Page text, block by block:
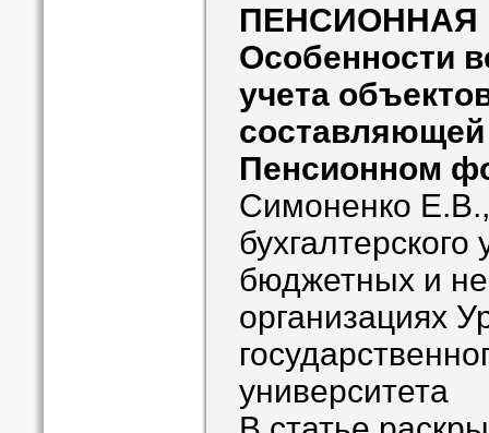
Особенности
учета
составляющей
Пенсионном
Симоненко
бюджетных и
организациях
университета